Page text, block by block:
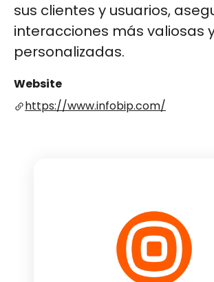
sus clientes y usuarios,
interacciones más valiosas
personalizadas.
Website
https://www.infobip.com/